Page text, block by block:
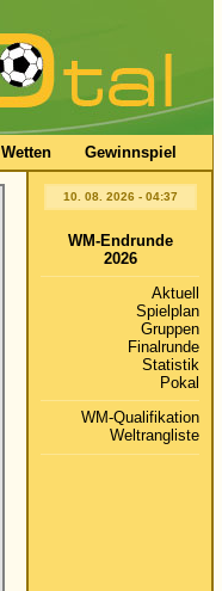
Wetten Gewinnspiel
10. 08. 2026 - 04:37
WM-Endrunde
2026
Aktuell
Spielplan
Gruppen
Finalrunde
Statistik
Pokal
WM-Qualifikation
Weltrangliste